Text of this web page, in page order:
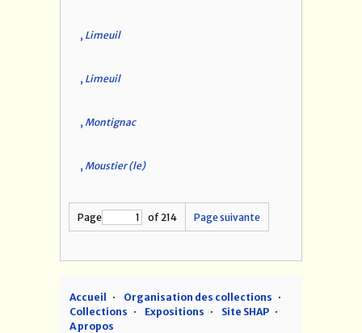
, Limeuil
, Limeuil
, Montignac
, Moustier (le)
Page of 214 Page suivante
Accueil
Organisation des collections
Collections
Expositions
Site SHAP
A propos